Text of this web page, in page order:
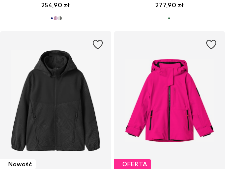
254,90 zł 277,90 zł
Nowość OFERTA